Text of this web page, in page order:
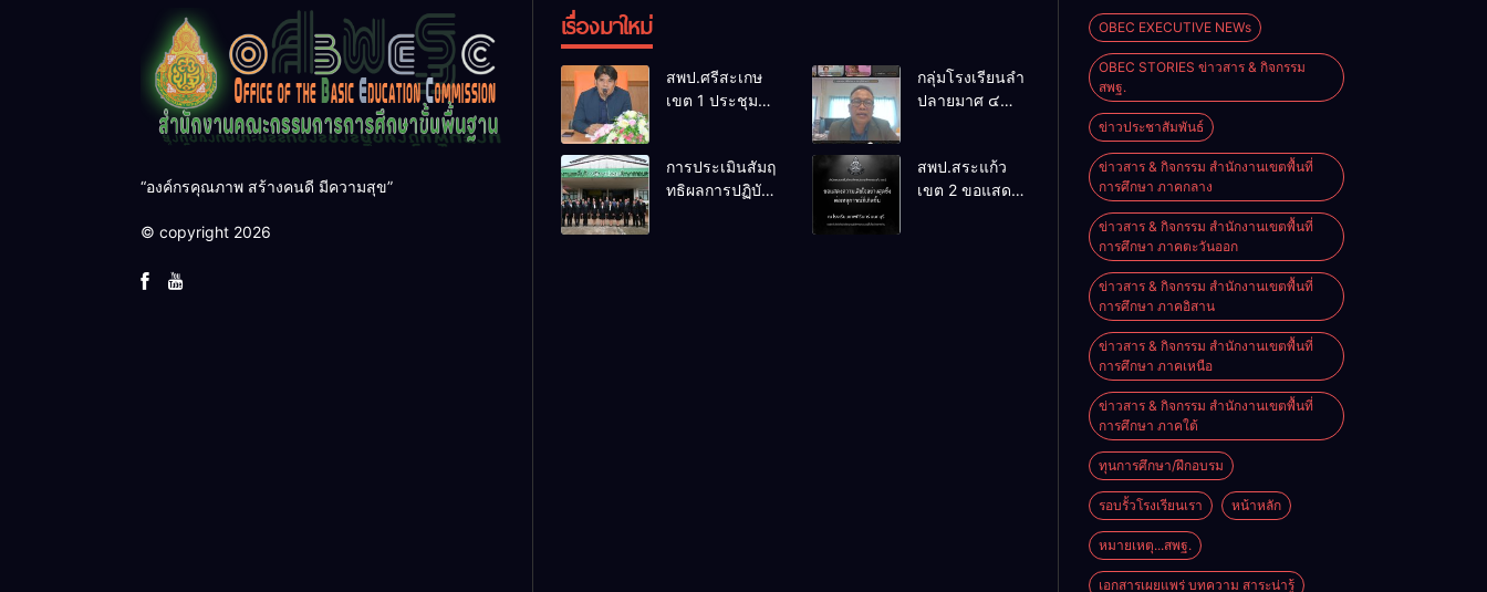
“องค์กรคุณภาพ สร้างคนดี มีความสุข”
© copyright 2026
เรื่องมาใหม่
สพป.ศรีสะเกษ
เขต 1 ประชุม
งานศิลป
หัตถกรรม
กลุ่มโรงเรียนลำ
ปลายมาศ ๔
ผ่านระบบ
Online
การประเมินสัมฤ
ทธิผลการปฏิบัติ
สพป.สระแก้ว
เขต 2 ขอแสดง
OBEC EXECUTIVE NEWs
OBEC STORIES ข่าวสาร & กิจกรรม
สพฐ.
ข่าวประชาสัมพันธ์
ข่าวสาร & กิจกรรม สำนักงานเขตพื้นที่
การศึกษา ภาคกลาง
ข่าวสาร & กิจกรรม สำนักงานเขตพื้นที่
การศึกษา ภาคตะวันออก
ข่าวสาร & กิจกรรม สำนักงานเขตพื้นที่
การศึกษา ภาคอิสาน
ข่าวสาร & กิจกรรม สำนักงานเขตพื้นที่
การศึกษา ภาคเหนือ
ข่าวสาร & กิจกรรม สำนักงานเขตพื้นที่
การศึกษา ภาคใต้
ทุนการศึกษา/ฝึกอบรม
รอบรั้วโรงเรียนเรา หน้าหลัก
หมายเหตุ...สพฐ.
เอกสารเผยแพร่ บทความ สาระน่ารู้